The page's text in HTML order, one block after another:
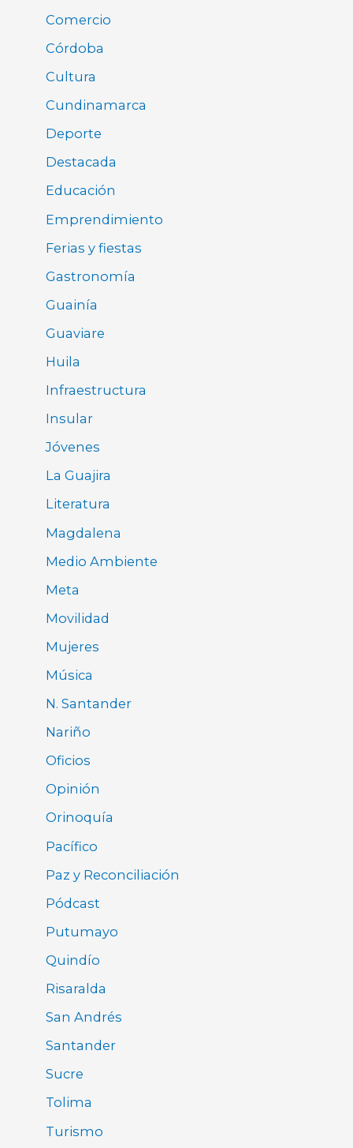
Comercio
Córdoba
Cultura
Cundinamarca
Deporte
Destacada
Educación
Emprendimiento
Ferias y fiestas
Gastronomía
Guainía
Guaviare
Huila
Infraestructura
Insular
Jóvenes
La Guajira
Literatura
Magdalena
Medio Ambiente
Meta
Movilidad
Mujeres
Música
N. Santander
Nariño
Oficios
Opinión
Orinoquía
Pacífico
Paz y Reconciliación
Pódcast
Putumayo
Quindío
Risaralda
San Andrés
Santander
Sucre
Tolima
Turismo